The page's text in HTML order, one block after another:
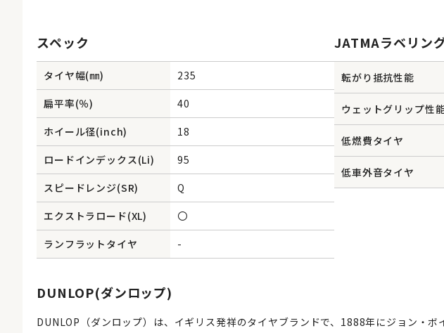
スペック
タイヤ幅(㎜)
235
扁平率(％)
40
ホイール径(inch)
18
ロードインデックス(Li)
95
スピードレンジ(SR)
Q
エクストラロード(XL)
〇
ランフラットタイヤ
-
JATMAラベリン
転がり抵抗性能
ウェットグリップ性
低燃費タイヤ
低車外音タイヤ
DUNLOP(ダンロップ)
DUNLOP（ダンロップ）は、イギリス発祥のタイヤブランドで、1888年にジョン・